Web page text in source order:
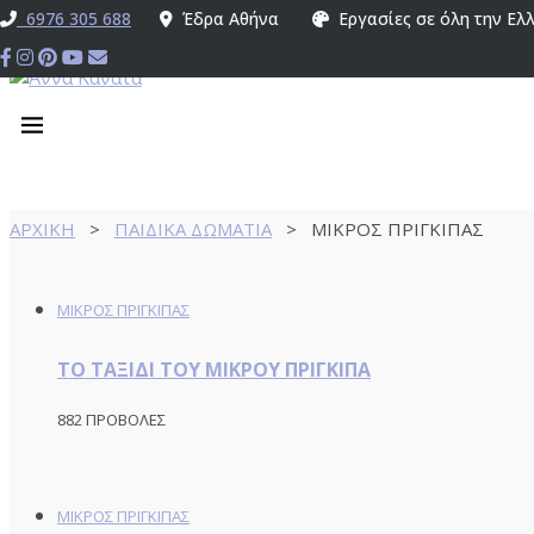
6976 305 688 Έδρα Αθήνα Εργασίες σε όλη την
ΑΡΧΙΚΗ > ΠΑΙΔΙΚΑ ΔΩΜΑΤΙΑ> ΜΙΚΡΟΣ ΠΡΙΓΚΙΠΑΣ
ΜΙΚΡΟΣ ΠΡΙΓΚΙΠΑΣ
ΤΟ ΤΑΞΙΔΙ ΤΟΥ ΜΙΚΡΟΥ ΠΡΙΓΚΙΠΑ
882 ΠΡΟΒΟΛΕΣ
ΜΙΚΡΟΣ ΠΡΙΓΚΙΠΑΣ